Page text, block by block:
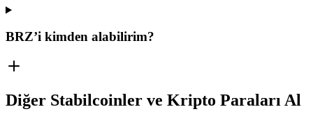
BRZ’i kimden alabilirim?
Diğer Stabilcoinler ve Kripto Paraları Al